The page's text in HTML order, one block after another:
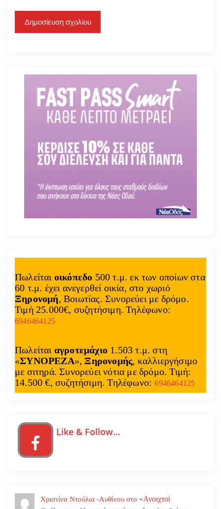
Πωλείται οικόπεδο 500 τ.μ. εκ των οποίων στα
60 τ.μ. έχει ανεγερθεί οικία, στο χωριό
Ξηρονομή, Βοιωτίας. Συνορεύει με δρόμο.
Τιμή 25.000€, συζητήσιμη. Τηλέφωνο:
6946464125
Πωλείται αγροτεμάχιο 1.503 τ.μ. στη
«ΣΥΝΟΡΕΖΑ», Ξηρονομής, καλλιεργήσιμο
με σιτηρά. Συνορεύει νότια με δρόμο. Τιμή:
14.500 €, συζητήσιμη. Τηλέφωνο:6946464125
Like & Follow…
Χριστίνα Ντούλια -Αυθίνου στο «Ανοιχτοί